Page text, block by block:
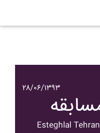
۲۸/۰۶/۱۳۹۳
Esteghlal